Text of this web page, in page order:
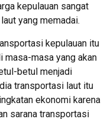
kepulauan sangat
yang memadai.
kepulauan itu
masa-masa yang akan
betul menjadi
transportasi laut itu
ekonomi karena
sarana transportasi